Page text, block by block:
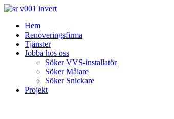
Skip
contentHem
Renoveringsfirma
Tjänster
Jobba hos oss
Söker VVS-installatör
Söker Målare
Söker Snickare
Projekt